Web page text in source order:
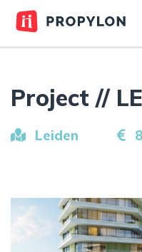
Project //
Leiden